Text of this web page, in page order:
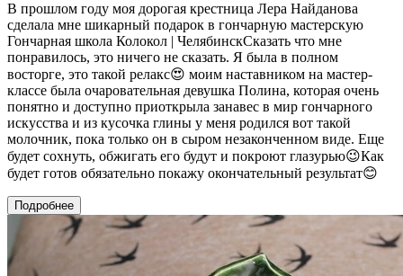
В прошлом году моя дорогая крестница Лера Найданова
сделала мне шикарный подарок в гончарную мастерскую
Гончарная школа Колокол | ЧелябинскСказать что мне
понравилось, это ничего не сказать. Я была в полном
восторге, это такой релакс😍 моим наставником на мастер-
классе была очаровательная девушка Полина, которая очень
понятно и доступно приоткрыла занавес в мир гончарного
искусства и из кусочка глины у меня родился вот такой
молочник, пока только он в сыром незаконченном виде. Еще
будет сохнуть, обжигать его будут и покроют глазурью😉Как
будет готов обязательно покажу окончательный результат😊
Подробнее